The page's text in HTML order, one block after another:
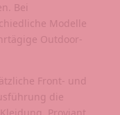
Bei
Modelle
Outdoor-
Front- und
die